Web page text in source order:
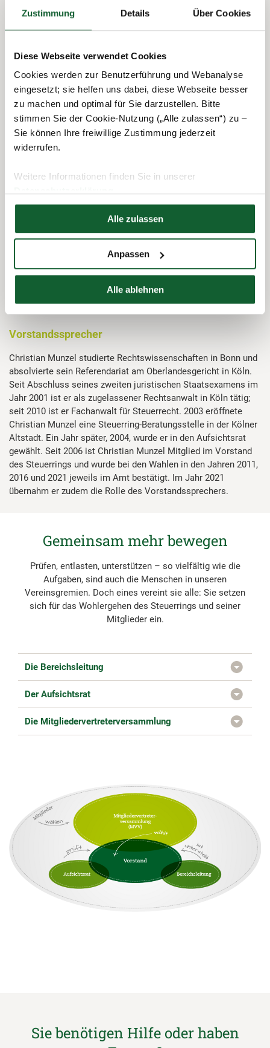
Zustimmung Details Über Cookies
Diese Webseite verwendet Cookies
Cookies werden zur Benutzerführung und Webanalyse
eingesetzt; sie helfen uns dabei, diese Webseite besser
zu machen und optimal für Sie darzustellen. Bitte
stimmen Sie der Cookie-Nutzung („Alle zulassen“) zu –
Sie können Ihre freiwillige Zustimmung jederzeit
widerrufen.
Weitere Informationen finden Sie in unserer
Hier finden Sie unserImpressum
Alle zulassen
Anpassen
Alle ablehnen
anschließend zum Bilanzbuchhalter weitergebildet. Seit 2002
ist er für den Steuerring tätig – zuerst nebenberuflich in der
Beratungsstelle seines Vaters, später als
Die Verbundenheit mit dem Steuerring, die Alexander
Köstlinger ausmacht, teilen auch seine Frau und Tochter, die
beide ebenfalls für den Steuerring aktiv sind. An diese konnte
Alexander Köstlinger seine Beratungsstelle auch
vertrauensvoll übergeben, als er im September 2023 in den
Vorstand des Vereins gewählt wurde.
Christian Munzel
Vorstandssprecher
Christian Munzel studierte Rechtswissenschaften in Bonn und
absolvierte sein Referendariat am Oberlandesgericht in Köln.
Seit Abschluss seines zweiten juristischen Staatsexamens im
Jahr 2001 ist er als zugelassener Rechtsanwalt in Köln tätig;
seit 2010 ist er Fachanwalt für Steuerrecht. 2003 eröffnete
Christian Munzel eine Steuerring-Beratungsstelle in der Kölner
Altstadt. Ein Jahr später, 2004, wurde er in den Aufsichtsrat
gewählt. Seit 2006 ist Christian Munzel Mitglied im Vorstand
des Steuerrings und wurde bei den Wahlen in den Jahren 2011,
2016 und 2021 jeweils im Amt bestätigt. Im Jahr 2021
übernahm er zudem die Rolle des Vorstandssprechers.
Gemeinsam mehr bewegen
Prüfen, entlasten, unterstützen – so vielfältig wie die
Aufgaben, sind auch die Menschen in unseren
Vereinsgremien. Doch eines vereint sie alle: Sie setzen
sich für das Wohlergehen des Steuerrings und seiner
Mitglieder ein.
Die Bereichsleitung
Der Aufsichtsrat
Die Mitgliedervertreterversammlung
Sie benötigen Hilfe oder haben